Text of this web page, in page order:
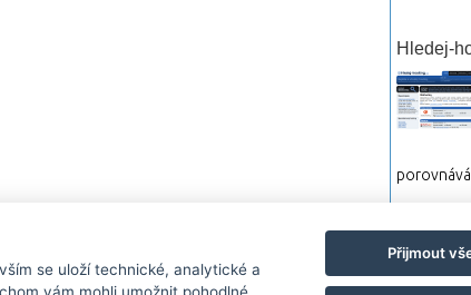
Hledej-
se uloží technické, analytické a
Přijmout